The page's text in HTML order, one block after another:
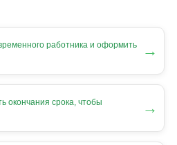
работника и оформить
→
окончания срока, чтобы
→